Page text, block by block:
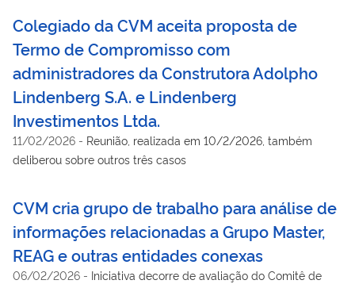
Colegiado da CVM aceita proposta de
Termo de Compromisso com
administradores da Construtora Adolpho
Lindenberg S.A. e Lindenberg
Investimentos Ltda.
11/02/2026 - Reunião, realizada em 10/2/2026, também
deliberou sobre outros três casos
CVM cria grupo de trabalho para análise de
informações relacionadas a Grupo Master,
REAG e outras entidades conexas
06/02/2026 - Iniciativa decorre de avaliação do Comitê de